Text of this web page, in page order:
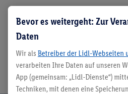
Magisches Winter-
Disneyland Paris ab
Nacht inkl. Frühstück
Eintritt¹
Bevor es weitergeht: Zur
Daten
Wir als Betreiber der Lidl-Webseiten
verarbeiten Ihre Daten auf unseren
App (gemeinsam: „Lidl-Dienste“)
Techniken, mit denen eine